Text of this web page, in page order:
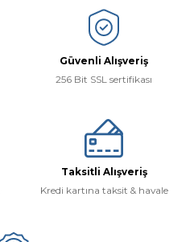
Güvenli Alışveriş
256 Bit SSL sertifikası
Taksitli Alışveriş
Kredi kartına taksit & havale